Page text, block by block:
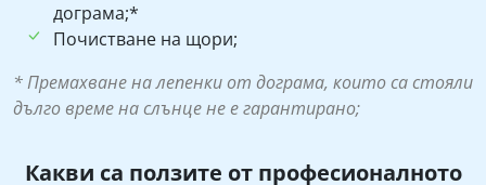
дограма;*
Почистване на щори;
* Премахване на лепенки от дограма, които са стояли
дълго време на слънце не е гарантирано;
Какви са ползите от професионалното